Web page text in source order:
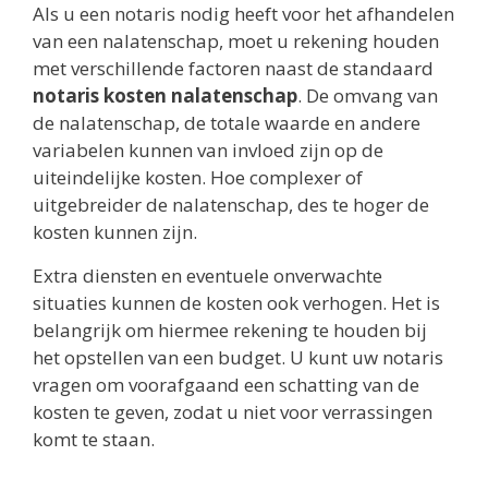
Als u een notaris nodig heeft voor het afhandelen
van een nalatenschap, moet u rekening houden
met verschillende factoren naast de standaard
notaris kosten nalatenschap. De omvang van
de nalatenschap, de totale waarde en andere
variabelen kunnen van invloed zijn op de
uiteindelijke kosten. Hoe complexer of
uitgebreider de nalatenschap, des te hoger de
kosten kunnen zijn.
Extra diensten en eventuele onverwachte
situaties kunnen de kosten ook verhogen. Het is
belangrijk om hiermee rekening te houden bij
het opstellen van een budget. U kunt uw notaris
vragen om voorafgaand een schatting van de
kosten te geven, zodat u niet voor verrassingen
komt te staan.